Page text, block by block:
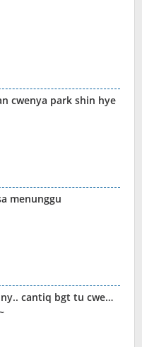
cwenya park shin hye
menunggu
cantiq bgt tu cwe…